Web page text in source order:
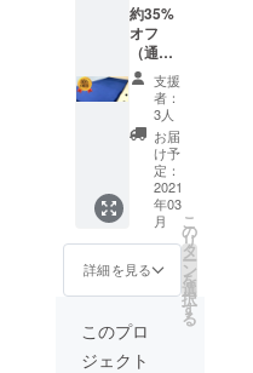
約35%
オフ
（通常
価格
49,800
円）
支援
者：
3人
お届
け予
定：
2021
年03
月
詳細を見る
こ
の
リ
タ
ー
ン
を
選
択
す
る
このプロ
ジェクト